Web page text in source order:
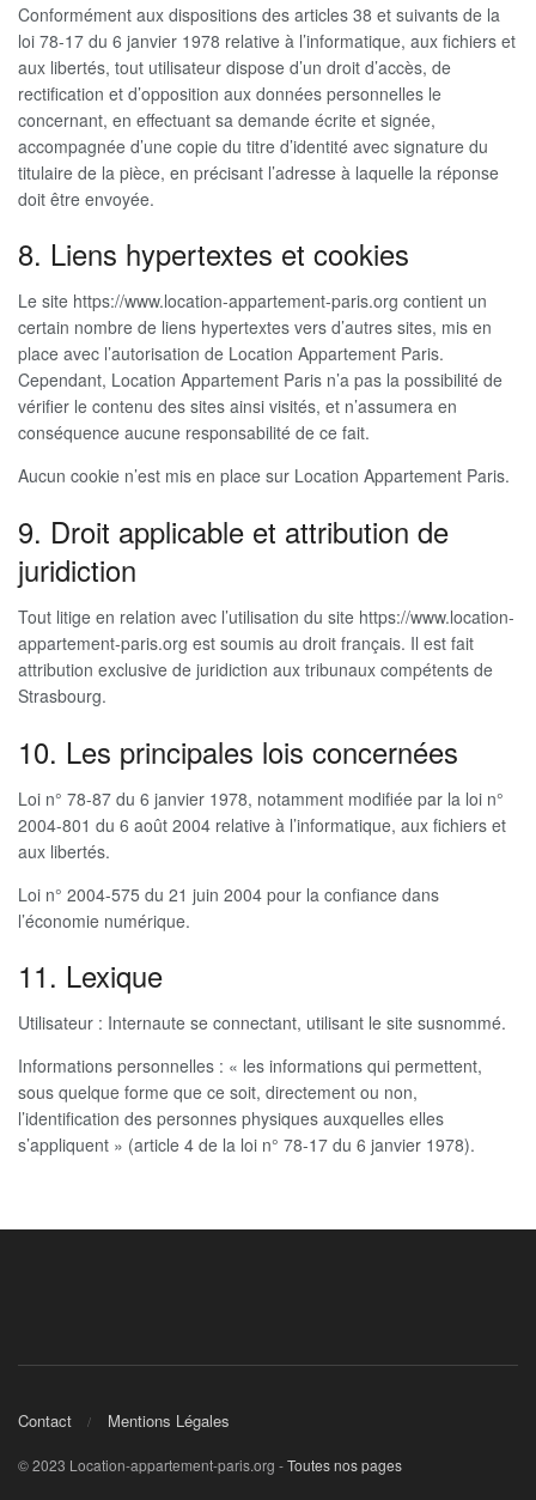
Conformément aux dispositions des articles 38 et suivants de la
loi 78-17 du 6 janvier 1978 relative à l’informatique, aux fichiers et
aux libertés, tout utilisateur dispose d’un droit d’accès, de
rectification et d’opposition aux données personnelles le
concernant, en effectuant sa demande écrite et signée,
accompagnée d’une copie du titre d’identité avec signature du
titulaire de la pièce, en précisant l’adresse à laquelle la réponse
doit être envoyée.
8. Liens hypertextes et cookies
Le site https://www.location-appartement-paris.org contient un
certain nombre de liens hypertextes vers d’autres sites, mis en
place avec l’autorisation de Location Appartement Paris.
Cependant, Location Appartement Paris n’a pas la possibilité de
vérifier le contenu des sites ainsi visités, et n’assumera en
conséquence aucune responsabilité de ce fait.
Aucun cookie n’est mis en place sur Location Appartement Paris.
9. Droit applicable et attribution de
juridiction
Tout litige en relation avec l’utilisation du site https://www.location-
appartement-paris.org est soumis au droit français. Il est fait
attribution exclusive de juridiction aux tribunaux compétents de
Strasbourg.
10. Les principales lois concernées
Loi n° 78-87 du 6 janvier 1978, notamment modifiée par la loi n°
2004-801 du 6 août 2004 relative à l’informatique, aux fichiers et
aux libertés.
Loi n° 2004-575 du 21 juin 2004 pour la confiance dans
l’économie numérique.
11. Lexique
Utilisateur : Internaute se connectant, utilisant le site susnommé.
Informations personnelles : « les informations qui permettent,
sous quelque forme que ce soit, directement ou non,
l’identification des personnes physiques auxquelles elles
s’appliquent » (article 4 de la loi n° 78-17 du 6 janvier 1978).
Contact Mentions Légales
© 2023 Location-appartement-paris.org -Toutes nos pages